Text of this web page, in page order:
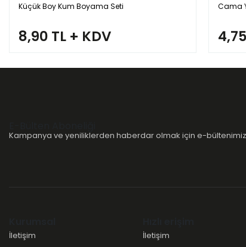
Küçük Boy Kum Boyama Seti
8,90 TL + KDV
Cama
Kampanya ve yeniliklerden haberdar olmak için e-
İletişim
İletişim